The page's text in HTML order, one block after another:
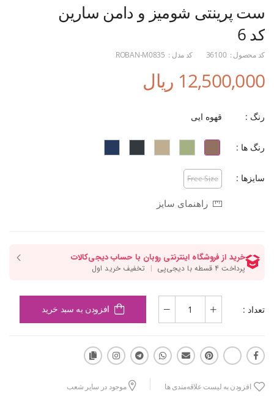
ست پرینتی شومیز و دامن سارین
کد 6
کد محصول : 36100 کد مدل : ROBAN-M0835
12,500,000 ریال
رنگ : قهوه ایی
رنگ ها :
سایزها : Free Size
راهنمای سایز
تعداد : افزودن به سبد خرید
افزودن به لیست علاقه‌مندی ها موجود در سایر شعب